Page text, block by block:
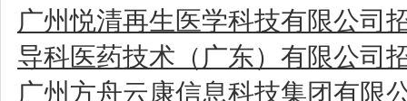
广州悦清再生医学科技有限公司
导科医药技术（广东）有限公司
广州方舟云康信息科技集团有限